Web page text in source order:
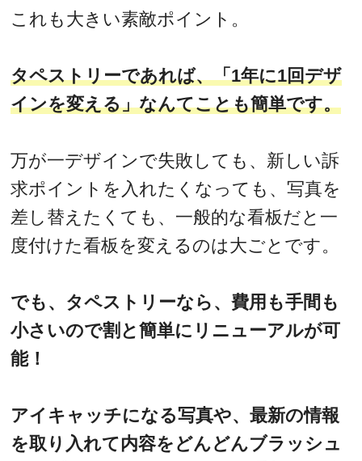
これも大きい素敵ポイント。
タペストリーであれば、「1年に1回デザ
インを変える」なんてことも簡単です。
万が一デザインで失敗しても、新しい訴
求ポイントを入れたくなっても、写真を
差し替えたくても、一般的な看板だと一
度付けた看板を変えるのは大ごとです。
でも、タペストリーなら、費用も手間も
小さいので割と簡単にリニューアルが可
能！
アイキャッチになる写真や、最新の情報
を取り入れて内容をどんどんブラッシュ